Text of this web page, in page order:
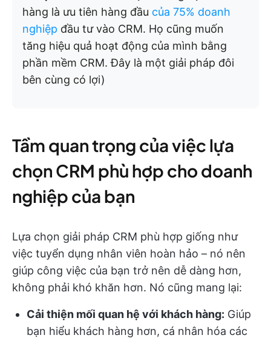
hàng là ưu tiên hàng đầu của 75% doanh
nghiệp đầu tư vào CRM. Họ cũng muốn
tăng hiệu quả hoạt động của mình bằng
phần mềm CRM. Đây là một giải pháp đôi
bên cùng có lợi)
Tầm quan trọng của việc lựa
chọn CRM phù hợp cho doanh
nghiệp của bạn
Lựa chọn giải pháp CRM phù hợp giống như
việc tuyển dụng nhân viên hoàn hảo – nó nên
giúp công việc của bạn trở nên dễ dàng hơn,
không phải khó khăn hơn. Nó cũng mang lại:
Cải thiện mối quan hệ với khách hàng: Giúp
bạn hiểu khách hàng hơn, cá nhân hóa các